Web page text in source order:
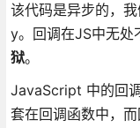
该代码是异步的，
y。回调在JS中无处
狱。
JavaScript 中的回
套在回调函数中，